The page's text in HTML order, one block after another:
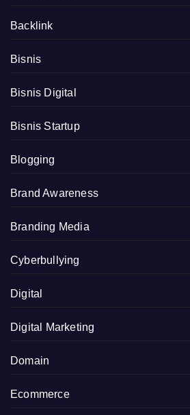
Backlink
Bisnis
Bisnis Digital
Bisnis Startup
Blogging
Brand Awareness
Branding Media
Cyberbullying
Digital
Digital Marketing
Domain
Ecommerce